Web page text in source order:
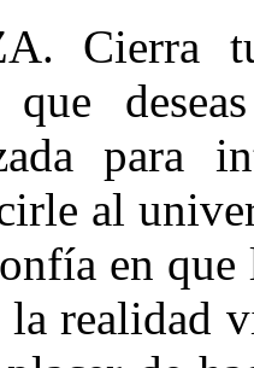
Cierra
que
para
al
en
la realidad